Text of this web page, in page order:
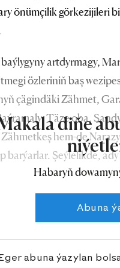
önümçilik görkezijileri
artdyrmagy,
özleriniň baş
çägindäki Zähmet,
Täze oba,
hem-de
barýarlar. Şeýlelikde,
gözlegi, barlagy,
ýerine ýetirilýär.
diňe
Habaryň
Abuna
abuna ýazylan